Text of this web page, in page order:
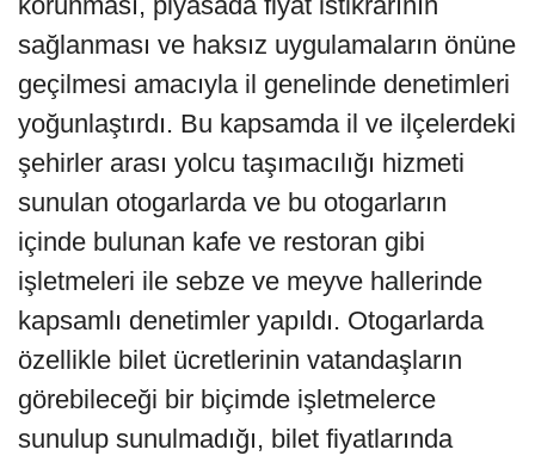
sağlanması ve haksız uygulamaların önüne
geçilmesi amacıyla il genelinde denetimleri
yoğunlaştırdı. Bu kapsamda il ve ilçelerdeki
şehirler arası yolcu taşımacılığı hizmeti
sunulan otogarlarda ve bu otogarların
içinde bulunan kafe ve restoran gibi
işletmeleri ile sebze ve meyve hallerinde
kapsamlı denetimler yapıldı. Otogarlarda
özellikle bilet ücretlerinin vatandaşların
görebileceği bir biçimde işletmelerce
sunulup sunulmadığı, bilet fiyatlarında